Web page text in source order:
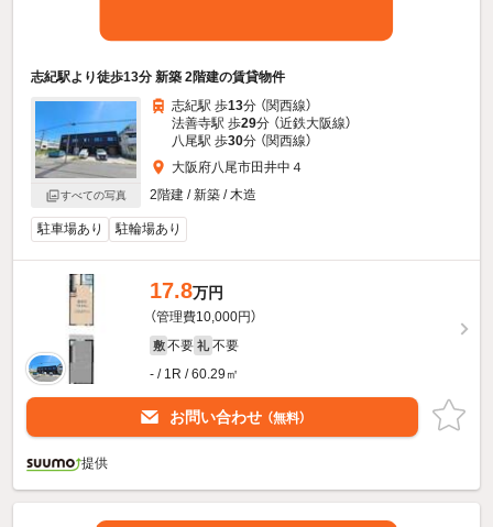
志紀駅より徒歩13分 新築 2階建の賃貸物件
すべての写真
志紀駅 歩13分 （関西線）
法善寺駅 歩29分 （近鉄大阪線）
八尾駅 歩30分 （関西線）
大阪府八尾市田井中４
2階建 / 新築 / 木造
駐車場あり 駐輪場あり
17.8万円
（管理費10,000円）
敷 不要 礼 不要
- / 1R / 60.29㎡
お問い合わせ （無料）
提供